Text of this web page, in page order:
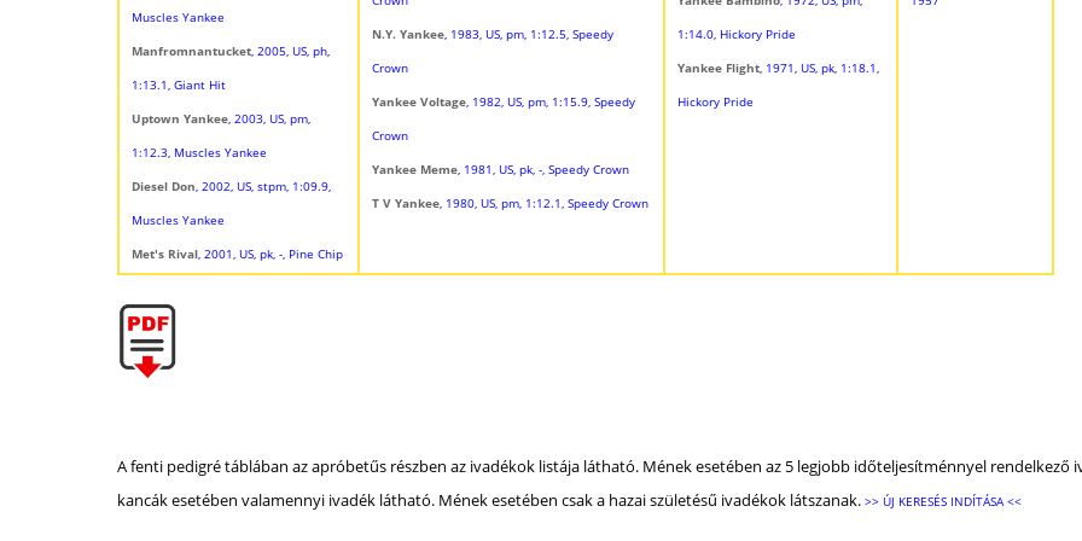
Muscles Yankee
Manfromnantucket, 2005, US, ph,
1:13.1, Giant Hit
Uptown Yankee, 2003, US, pm,
1:12.3, Muscles Yankee
Diesel Don, 2002, US, stpm, 1:09.9,
Muscles Yankee
Met's Rival, 2001, US, pk, -, Pine Chip
N.Y. Yankee, 1983, US, pm, 1:12.5, Speedy
Crown
Yankee Voltage, 1982, US, pm, 1:15.9, Speedy
Crown
Yankee Meme, 1981, US, pk, -, Speedy Crown
T V Yankee, 1980, US, pm, 1:12.1, Speedy Crown
1:14.0, Hickory Pride
Yankee Flight, 1971, US, pk, 1:18.1,
Hickory Pride
A fenti pedigré táblában az apróbetűs részben az ivadékok listája látható. Mének esetében az 5 legjobb időteljesítménnyel rendelkező
kancák esetében valamennyi ivadék látható. Mének esetében csak a hazai születésű ivadékok látszanak. >> ÚJ KERESÉS INDÍTÁSA <<